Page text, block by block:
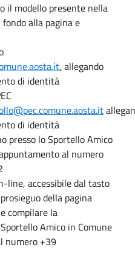
il modello presente nella
alla pagina e
, allegando
di identità
di identità
presso lo Sportello Amico
al numero
line, accessibile dal tasto
della pagina
compilare la
Amico in Comune
numero +39